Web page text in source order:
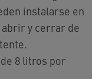
instalarse en
abrir y cerrar de
8 litros por